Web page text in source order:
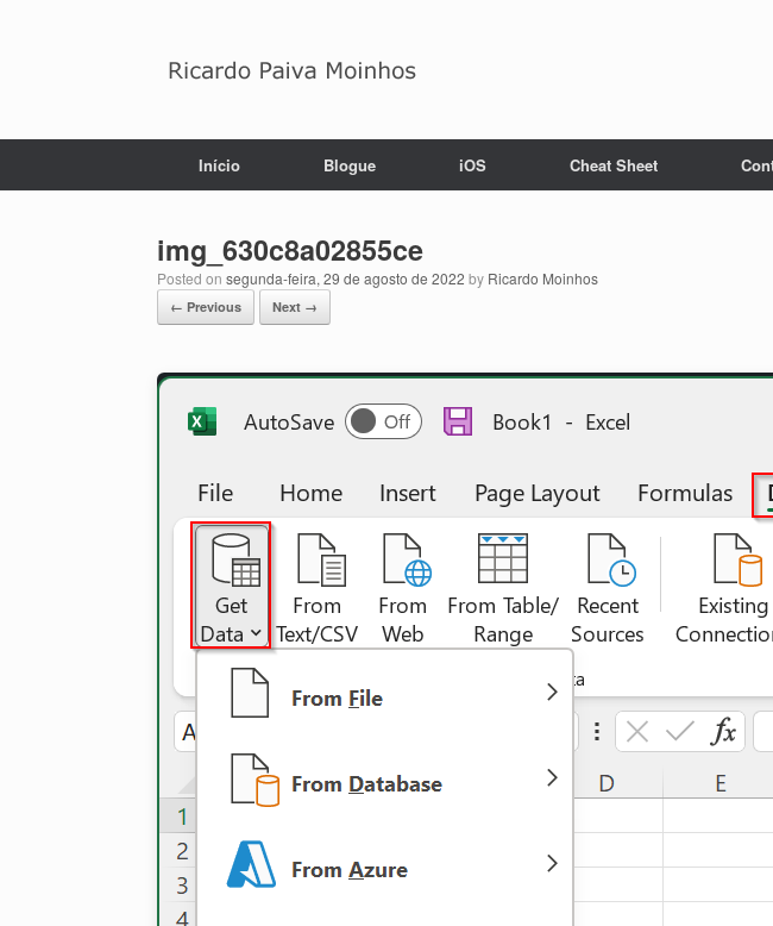
Início Blogue iOS Cheat Sheet
img_630c8a02855ce
Posted on segunda-feira, 29 de agosto de 2022 by Ricardo Moinhos
← Previous Next →